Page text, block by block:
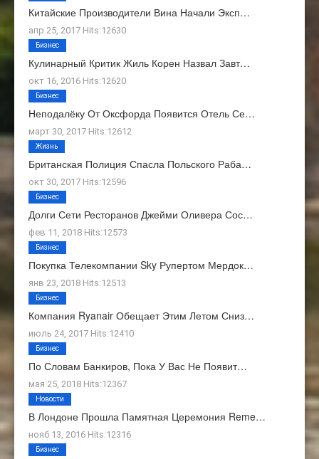
Китайские Производители Вина Начали Эксп…
апр 25, 2017 Hits:12630
Кулинарный Критик Жиль Корен Назвал Завт…
окт 16, 2016 Hits:12620
Бизнес
Неподалёку От Оксфорда Появится Отель Се…
март 30, 2017 Hits:12612
Бизнес
Британская Полиция Спасла Польского Раба…
окт 30, 2017 Hits:12596
Жизнь
Долги Сети Ресторанов Джейми Оливера Сос…
фев 11, 2018 Hits:12573
Бизнес
Покупка Телекомпании Sky Рупертом Мердок…
янв 23, 2018 Hits:12513
Бизнес
Компания Ryanair Обещает Этим Летом Сниз…
июль 24, 2017 Hits:12410
Бизнес
По Словам Банкиров, Пока У Вас Не Появит…
мая 25, 2018 Hits:12367
Бизнес
В Лондоне Прошла Памятная Церемония Reme…
нояб 13, 2016 Hits:12316
Новости
Бизнес